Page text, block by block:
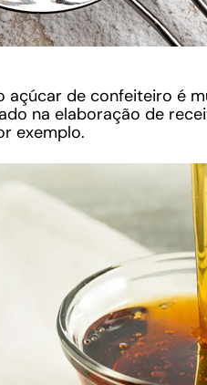
açúcar de confeiteiro é
na elaboração de
exemplo.